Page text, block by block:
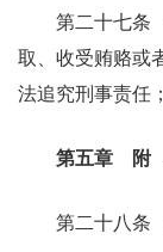
第二十七条
取、收受贿赂或
法追究刑事责任
第五章
第二十八条